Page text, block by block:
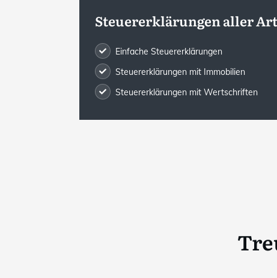
Steuererklärungen aller Art
Einfache Steuererklärungen
Steuererklärungen mit Immobilien
Steuererklärungen mit Wertschriften